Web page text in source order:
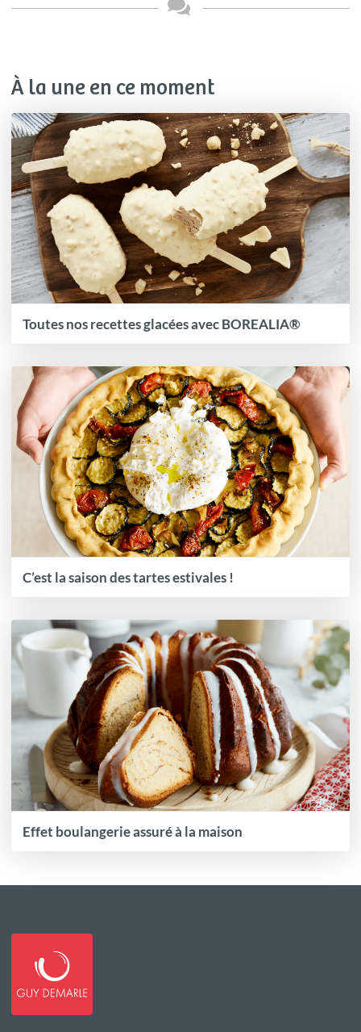
À la une en ce moment
Toutes nos recettes glacées avec BOREALIA®
C’est la saison des tartes estivales !
Effet boulangerie assuré à la maison